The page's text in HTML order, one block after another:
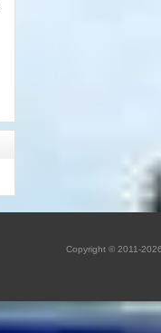
Copyright © 2011-